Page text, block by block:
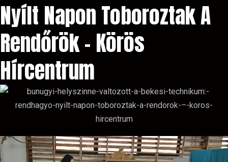
Nyílt Napon Toboroztak A
Rendőrök – Körös
Hírcentrum